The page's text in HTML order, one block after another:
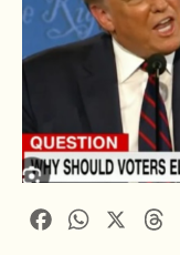
FacebookWhatsApp